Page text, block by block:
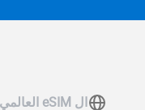
ال eSIM العالمي